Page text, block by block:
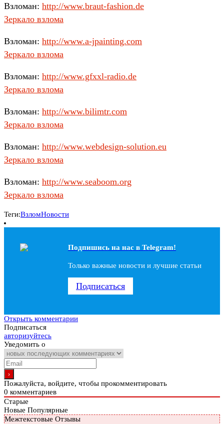
Взломан: http://www.braut-fashion.de
Зеркало взлома
Взломан: http://www.a-jpainting.com
Зеркало взлома
Взломан: http://www.gfxxl-radio.de
Зеркало взлома
Взломан: http://www.bilimtr.com
Зеркало взлома
Взломан: http://www.webdesign-solution.eu
Зеркало взлома
Взломан: http://www.seaboom.org
Зеркало взлома
Теги:ВзломНовости
Подпишись на наc в Telegram!
Только важные новости и лучшие статьи
Подписаться
Открыть комментарии
Подписаться
авторизуйтесь
Уведомить о
Пожалуйста, войдите, чтобы прокомментировать
0 комментариев
Старые
Новые Популярные
Межтекстовые Отзывы